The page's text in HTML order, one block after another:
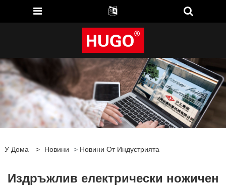
У Дома > Новини > Новини От Индустрията
Издръжлив електрически ножичен